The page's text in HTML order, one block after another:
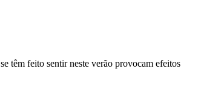
têm feito sentir neste verão provocam efeitos